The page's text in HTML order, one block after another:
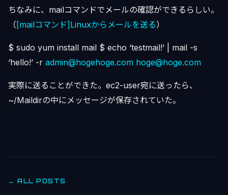
ちなみに、mailコマンドでメールの確認ができるらしい。
（ [mailコマンド]Linuxからメールを送る）
$ sudo yum install mail $ echo ‘testmail!’ | mail -s
‘hello!’ -r admin@hogehoge.com hoge@hoge.com
実際に送ることができた。ec2-user宛に送ったら、
~/Maildirの中にメッセージが保存されていた。
← ALL POSTS